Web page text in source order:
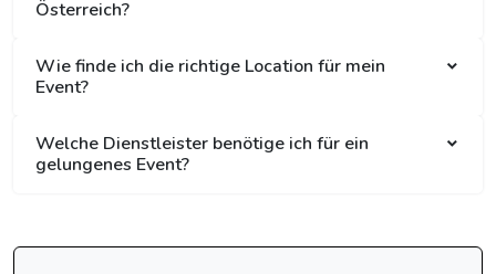
Österreich?
Wie finde ich die richtige Location für mein
Event?
Welche Dienstleister benötige ich für ein
gelungenes Event?